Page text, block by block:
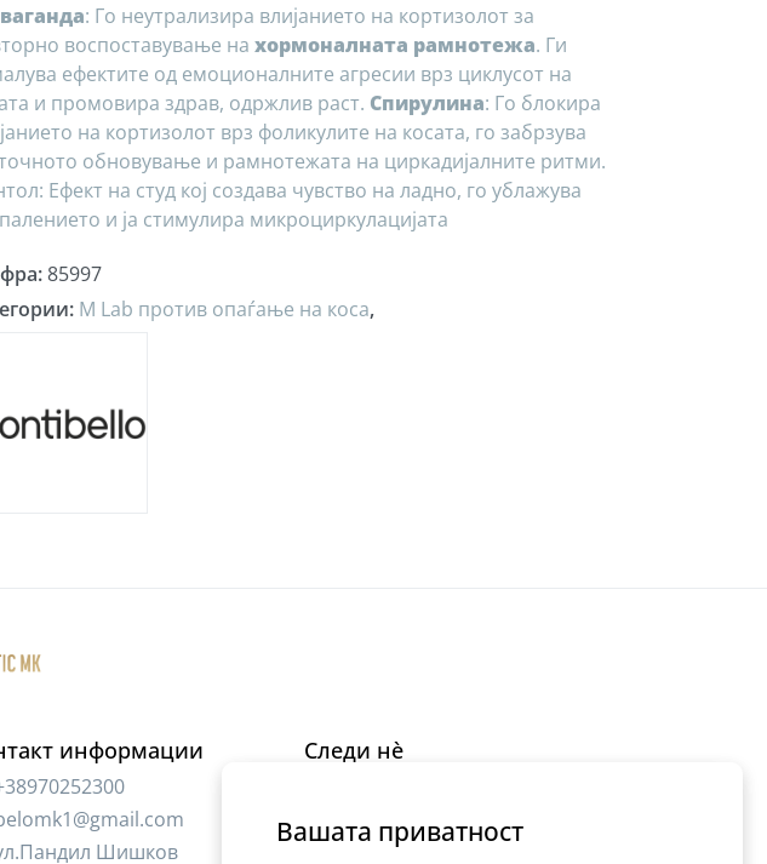
Вашата приватност
: Го неутрализира влијанието на кортизолот за
воспоставување на хормоналната рамнотежа. Ги
ефектите од емоционалните агресии врз циклусот на
и промовира здрав, одржлив раст. Спирулина: Го блокира
на кортизолот врз фоликулите на косата, го забрзува
обновување и рамнотежата на циркадијалните ритми.
Ефект на студ кој создава чувство на ладно, го ублажува
и ја стимулира микроциркулацијата
:85997
: M Lab против опаѓање на коса,
информации
Шишков
Следи нè